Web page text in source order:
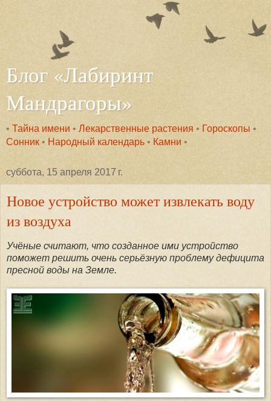
Блог «Лабиринт
Мандрагоры»
• Тайна имени • Лекарственные растения • Гороскопы •
Сонник • Народный календарь • Камни •
суббота, 15 апреля 2017 г.
Новое устройство может извлекать воду
из воздуха
Учёные считают, что созданное ими устройство
поможет решить очень серьёзную проблему дефицита
пресной воды на Земле.